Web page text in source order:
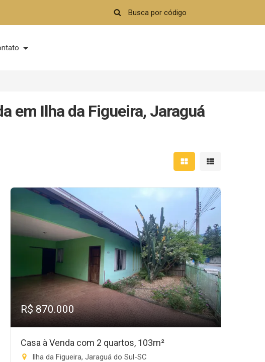
em Ilha da Figueira, Jaraguá
Mostrar resultados em
Mostrar
R$ 870.000
Casa à Venda com 2 quartos, 103m²
Ilha da Figueira, Jaraguá do Sul-SC